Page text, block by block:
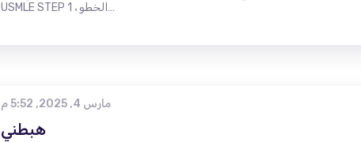
USMLE STEP 1 ، الخطو…
مارس 4, 2025, 5:52 م
هبطني